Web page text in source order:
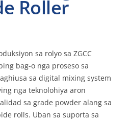
Roller
sa rolyo sa ZGCC
bag-o nga proseso sa
sa digital mixing system
nga teknolohiya aron
sa grade powder alang sa
rolls. Uban sa suporta sa